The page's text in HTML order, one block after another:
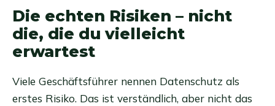
Die echten Risiken – nicht
die, die du vielleicht
erwartest
Viele Geschäftsführer nennen Datenschutz als
erstes Risiko. Das ist verständlich, aber nicht das